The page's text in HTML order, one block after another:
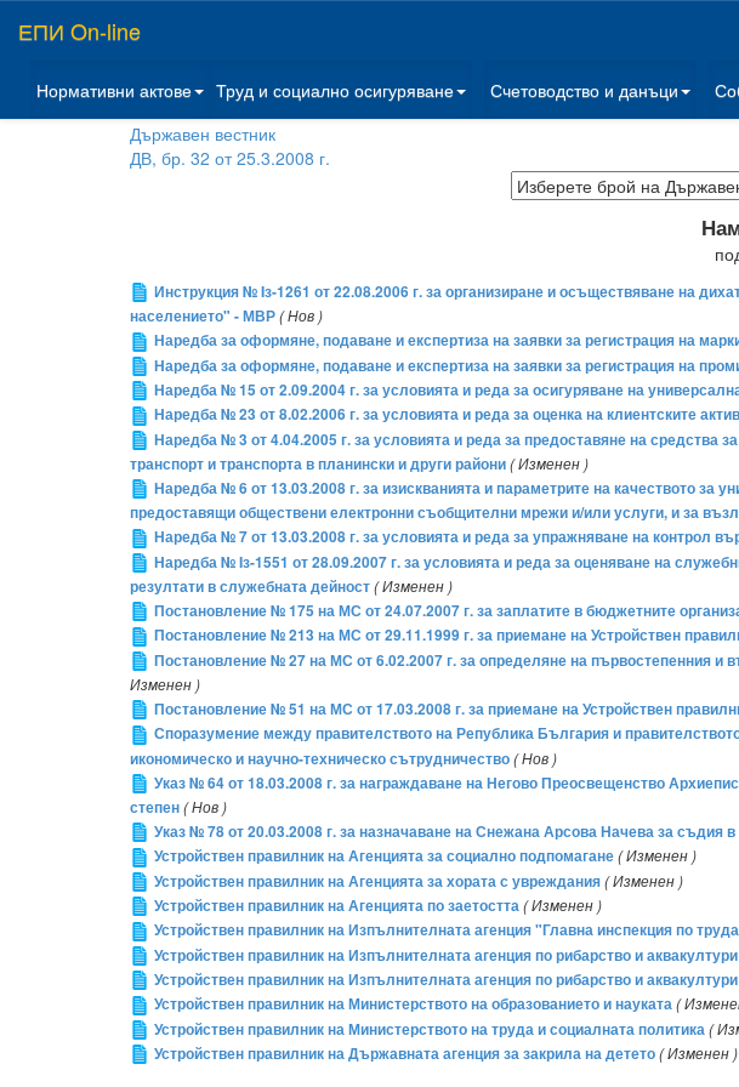
ЕПИ On-line
Нормативни актове Труд и социално осигуряване Счетоводство и данъци
Държавен вестник
ДВ, бр. 32 от 25.3.2008 г.
Инструкция № Iз-1261 от 22.08.2006 г. за организиране и осъществяване на
населението" - МВР( Нов )
Наредба за оформяне, подаване и експертиза на заявки за регистрация на
Наредба за оформяне, подаване и експертиза на заявки за регистрация на
Наредба № 15 от 2.09.2004 г. за условията и реда за осигуряване на
Наредба № 23 от 8.02.2006 г. за условията и реда за оценка на клиентските
Наредба № 3 от 4.04.2005 г. за условията и реда за предоставяне на средства
транспорт и транспорта в планински и други райони( Изменен )
Наредба № 6 от 13.03.2008 г. за изискванията и параметрите на качеството за
предоставящи обществени електронни съобщителни мрежи и/или услуги, и за
Наредба № 7 от 13.03.2008 г. за условията и реда за упражняване на контрол
Наредба № Iз-1551 от 28.09.2007 г. за условията и реда за оценяване на
резултати в служебната дейност( Изменен )
Постановление № 175 на МС от 24.07.2007 г. за заплатите в бюджетните
Постановление № 213 на МС от 29.11.1999 г. за приемане на Устройствен
Постановление № 27 на МС от 6.02.2007 г. за определяне на първостепенния и
Изменен )
Постановление № 51 на МС от 17.03.2008 г. за приемане на Устройствен
Споразумение между правителството на Република България и
икономическо и научно-техническо сътрудничество( Нов )
Указ № 64 от 18.03.2008 г. за награждаване на Негово Преосвещенство
степен( Нов )
Указ № 78 от 20.03.2008 г. за назначаване на Снежана Арсова Начева за съдия
Устройствен правилник на Агенцията за социално подпомагане( Изменен )
Устройствен правилник на Агенцията за хората с увреждания( Изменен )
Устройствен правилник на Агенцията по заетостта( Изменен )
Устройствен правилник на Изпълнителната агенция "Главна инспекция по
Устройствен правилник на Изпълнителната агенция по рибарство и аквакултури
Устройствен правилник на Изпълнителната агенция по рибарство и
Устройствен правилник на Министерството на образованието и науката(
Устройствен правилник на Министерството на труда и социалната политика(
Устройствен правилник на Държавната агенция за закрила на детето( Изменен )